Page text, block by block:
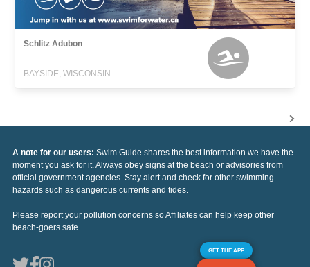
Schlitz Adubon
BAYSIDE, WISCONSIN
A note for our users: Swim Guide shares the best information we have the
moment you ask for it. Always obey signs at the beach or advisories from
official government agencies. Stay alert and check for other swimming
hazards such as dangerous currents and tides.
Please report your pollution concerns so Affiliates can help keep other
beach-goers safe.
GET THE APP